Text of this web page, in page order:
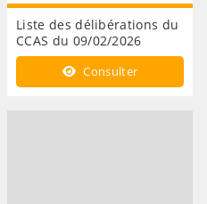
Liste des délibérations du
CCAS du 09/02/2026
Consulter